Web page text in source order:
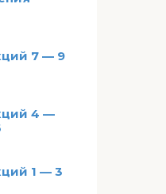
7 — 9
4 —
1 — 3